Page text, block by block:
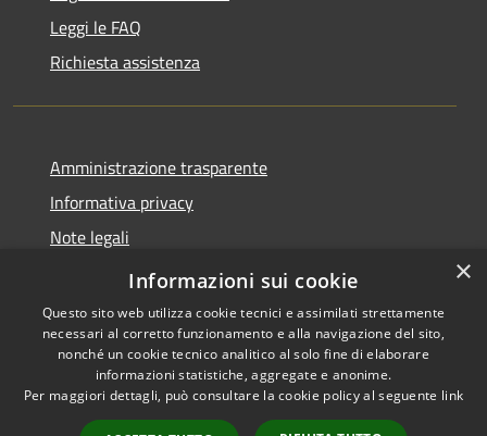
Leggi le FAQ
Richiesta assistenza
Amministrazione trasparente
Informativa privacy
Note legali
Dichiarazione di accessibilità
Accessibilità
Copyright © 2026 • Comune di
San Teodoro • Powered by
×
Informazioni sui cookie
Questo sito web utilizza cookie tecnici e assimilati strettamente
necessari al corretto funzionamento e alla navigazione del sito,
nonché un cookie tecnico analitico al solo fine di elaborare
informazioni statistiche, aggregate e anonime.
Per maggiori dettagli, può consultare la cookie policy al seguente link